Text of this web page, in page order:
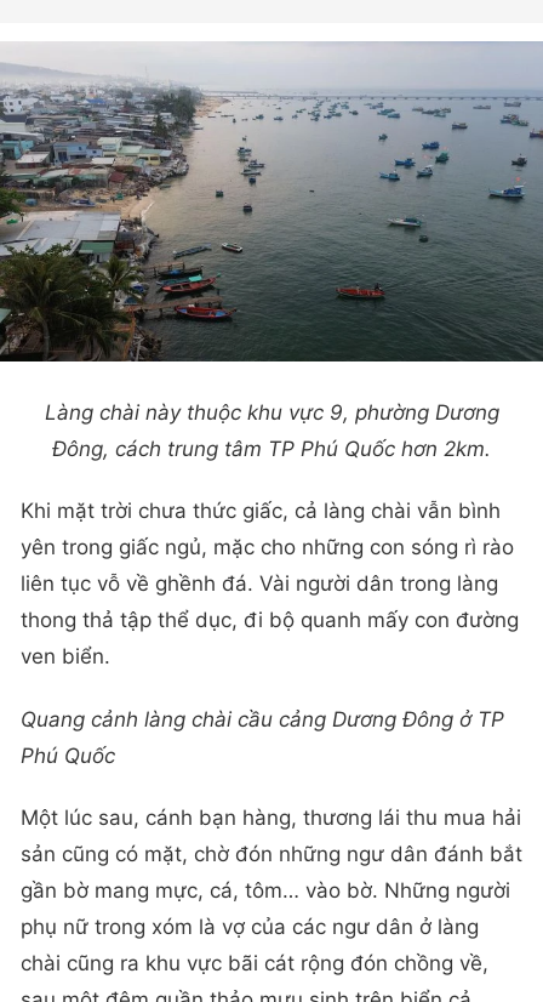
Làng chài này thuộc khu vực 9, phường Dương
Đông, cách trung tâm TP Phú Quốc hơn 2km.
Khi mặt trời chưa thức giấc, cả làng chài vẫn bình
yên trong giấc ngủ, mặc cho những con sóng rì rào
liên tục vỗ về ghềnh đá. Vài người dân trong làng
thong thả tập thể dục, đi bộ quanh mấy con đường
ven biển.
Quang cảnh làng chài cầu cảng Dương Đông ở TP
Phú Quốc
Một lúc sau, cánh bạn hàng, thương lái thu mua hải
sản cũng có mặt, chờ đón những ngư dân đánh bắt
gần bờ mang mực, cá, tôm… vào bờ. Những người
phụ nữ trong xóm là vợ của các ngư dân ở làng
chài cũng ra khu vực bãi cát rộng đón chồng về,